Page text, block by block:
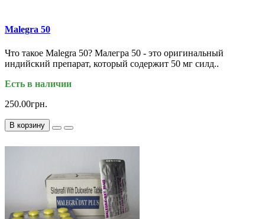
Malegra 50
Что такое Malegra 50? Малегра 50 - это оригинальный
индийский препарат, который содержит 50 мг силд..
Есть в наличии
250.00грн.
В корзину